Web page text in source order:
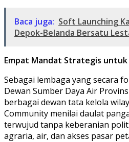
Baca juga: Soft Launching
Depok-Belanda Bersatu
Empat Mandat Strategis untuk
​Sebagai lembaga yang secara
Dewan Sumber Daya Air
berbagai dewan tata kelola
Community menilai daulat
terwujud tanpa keberanian
agraria, air, dan akses pasar